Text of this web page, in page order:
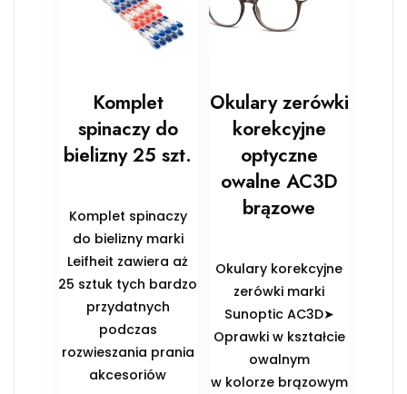
Komplet
spinaczy do
bielizny 25 szt.
Komplet spinaczy
do bielizny marki
Leifheit zawiera aż
25 sztuk tych bardzo
przydatnych
podczas
rozwieszania prania
akcesoriów
Okulary zerówki
korekcyjne
optyczne
owalne AC3D
brązowe
Okulary korekcyjne
zerówki marki
Sunoptic AC3D➤
Oprawki w kształcie
owalnym
w kolorze brązowym